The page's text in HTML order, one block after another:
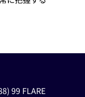
99 FLARE